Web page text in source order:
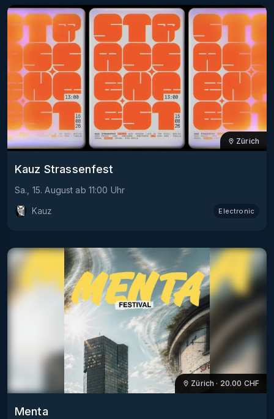
Zürich
Kauz Strassenfest
Sa., 15. August ab 11:00 Uhr
Kauz
Electronic
Zürich · 20.00 CHF
Menta